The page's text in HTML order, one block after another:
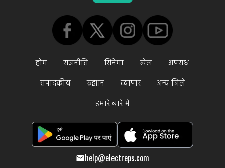
होम राजनीति सिनेमा खेल
अपराध
संपादकीय
रुझान व्यापार
अन्य जिले
हमारे बारे में
help@electreps.com